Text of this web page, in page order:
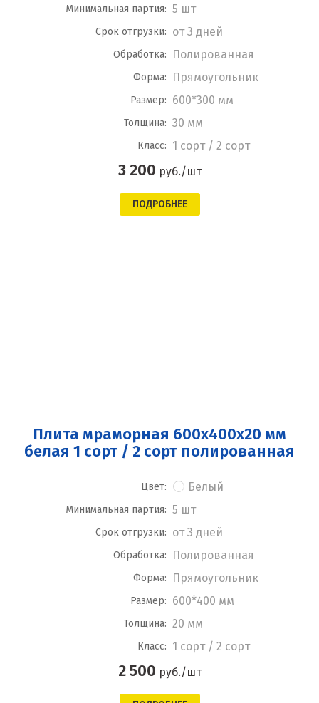
Минимальная партия: 5 шт
Срок отгрузки: от 3 дней
Обработка: Полированная
Форма: Прямоугольник
Размер: 600*300 мм
Толщина: 30 мм
Класс: 1 сорт / 2 сорт
3 200 руб./шт
ПОДРОБНЕЕ
Плита мраморная 600x400x20 мм
белая 1 сорт / 2 сорт полированная
Цвет: Белый
Минимальная партия: 5 шт
Срок отгрузки: от 3 дней
Обработка: Полированная
Форма: Прямоугольник
Размер: 600*400 мм
Толщина: 20 мм
Класс: 1 сорт / 2 сорт
2 500 руб./шт